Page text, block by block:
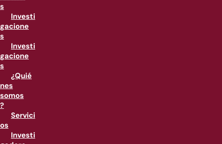
s
Investi
gacione
s
Investi
gacione
s
¿Quié
nes
somos
?
Servici
os
Investi